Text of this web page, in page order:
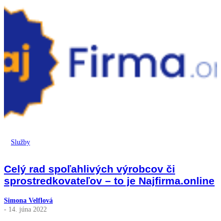
Služby
Celý rad spoľahlivých výrobcov či
sprostredkovateľov – to je Najfirma.online
Simona Velflová
- 14. júna 2022